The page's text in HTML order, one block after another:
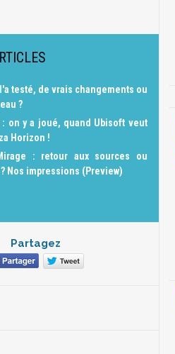
l'a testé, de vrais changements ou
?
: on y a joué, quand Ubisoft veut
Horizon !
: retour aux sources ou
Nos impressions (Preview)
Partagez